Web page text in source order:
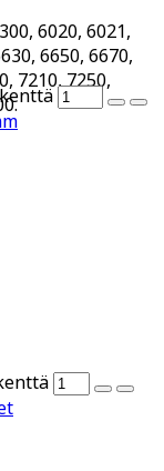
6020, 6021,
6650, 6670,
7210, 7250,